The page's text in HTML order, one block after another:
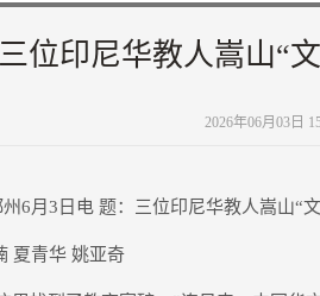
三位印尼华教人嵩山“
2026年06月03日
月3日电 题：三位印尼华教人嵩山“文
青华 姚亚奇